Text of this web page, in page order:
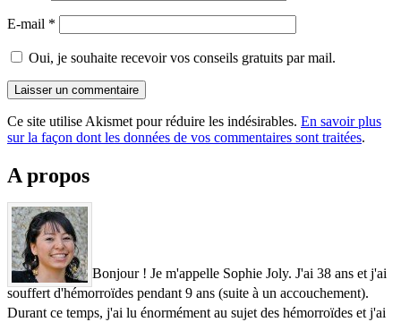
E-mail *
Oui, je souhaite recevoir vos conseils gratuits par mail.
Ce site utilise Akismet pour réduire les indésirables. En savoir plus
sur la façon dont les données de vos commentaires sont traitées.
A propos
Bonjour ! Je m'appelle Sophie Joly. J'ai 38 ans et j'ai
souffert d'hémorroïdes pendant 9 ans (suite à un accouchement).
Durant ce temps, j'ai lu énormément au sujet des hémorroïdes et j'ai